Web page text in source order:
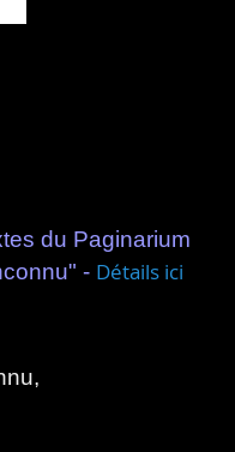
du Paginarium
- Détails ici